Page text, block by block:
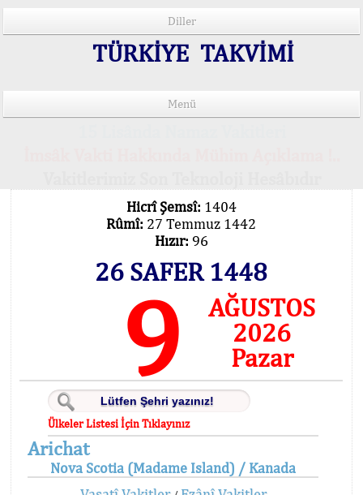
Diller
TÜRKİYE TAKVİMİ
Menü
Hicrî Şemsî: 1404
Rûmî: 27 Temmuz 1442
Hızır: 96
26 SAFER 1448
9
AĞUSTOS
2026
Pazar
Ülkeler Listesi İçin Tıklayınız
Arichat
Nova Scotia (Madame Island) / Kanada